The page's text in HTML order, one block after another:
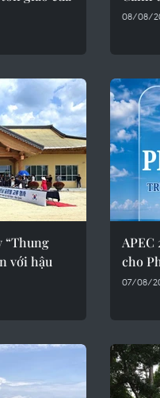
08/08/
“Thung
với hậu
cho
07/08/